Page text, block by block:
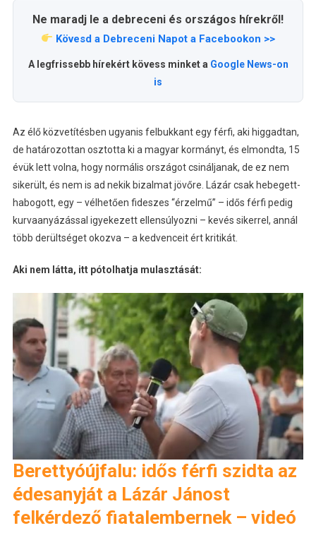
Ne maradj le a debreceni és országos hírekről!
Kövesd a Debreceni Napot a Facebookon >>
A legfrissebb hírekért kövess minket a Google News-on
is
Az élő közvetítésben ugyanis felbukkant egy férfi, aki higgadtan,
de határozottan osztotta ki a magyar kormányt, és elmondta, 15
évük lett volna, hogy normális országot csináljanak, de ez nem
sikerült, és nem is ad nekik bizalmat jövőre. Lázár csak hebegett-
habogott, egy – vélhetően fideszes “érzelmű” – idős férfi pedig
kurvaanyázással igyekezett ellensúlyozni – kevés sikerrel, annál
több derültséget okozva – a kedvenceit ért kritikát.
Aki nem látta, itt pótolhatja mulasztását:
Berettyóújfalu: idős férfi szidta az
édesanyját a Lázár Jánost
felkérdező fiatalembernek – videó